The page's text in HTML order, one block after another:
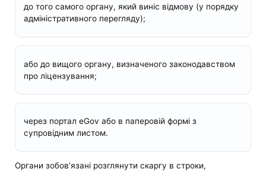
до того самого органу, який виніс відмову (у порядку
адміністративного перегляду);
або до вищого органу, визначеного законодавством
про ліцензування;
через портал eGov або в паперовій формі з
супровідним листом.
Органи зобов’язані розглянути скаргу в строки,